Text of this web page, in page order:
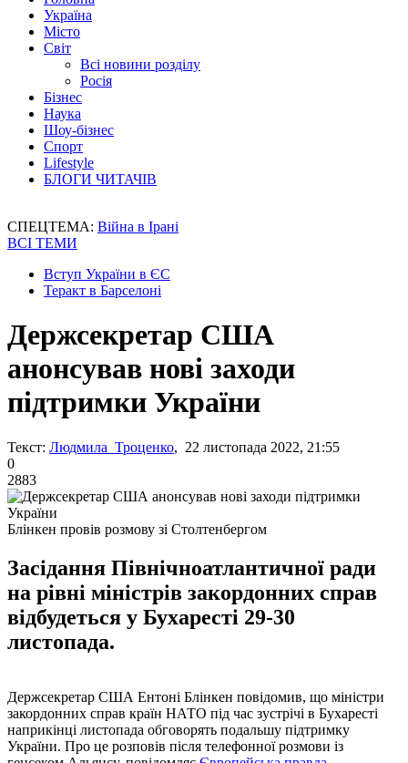
Україна
Місто
Світ
Всі новини розділу
Росія
Бізнес
Наука
Шоу-бізнес
Спорт
Lifestyle
БЛОГИ ЧИТАЧІВ
СПЕЦТЕМА: Війна в Ірані
ВСІ ТЕМИ
Вступ України в ЄС
Теракт в Барселоні
Держсекретар США
анонсував нові заходи
підтримки України
Текст: Людмила Троценко, 22 листопада 2022, 21:55
0
2883
Блінкен провів розмову зі Столтенбергом
Засідання Північноатлантичної ради
на рівні міністрів закордонних справ
відбудеться у Бухаресті 29-30
листопада.
Держсекретар США Ентоні Блінкен повідомив, що міністри
закордонних справ країн НАТО під час зустрічі в Бухаресті
наприкінці листопада обговорять подальшу підтримку
України. Про це розповів після телефонної розмови із